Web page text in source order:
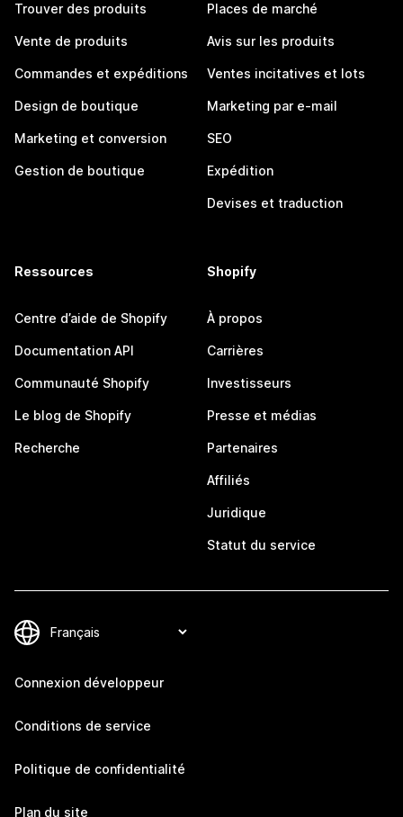
Trouver des produits
Vente de produits
Commandes et expéditions
Design de boutique
Marketing et conversion
Gestion de boutique
Places de marché
Avis sur les produits
Ventes incitatives et lots
Marketing par e-mail
SEO
Expédition
Devises et traduction
Ressources
Centre d’aide de Shopify
Documentation API
Communauté Shopify
Le blog de Shopify
Recherche
Shopify
À propos
Carrières
Investisseurs
Presse et médias
Partenaires
Affiliés
Juridique
Statut du service
Connexion développeur
Conditions de service
Politique de confidentialité
Plan du site